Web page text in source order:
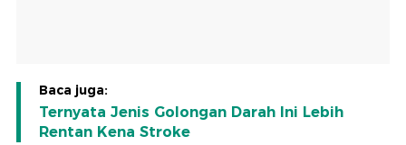
Baca juga:
Ternyata Jenis Golongan Darah Ini Lebih
Rentan Kena Stroke